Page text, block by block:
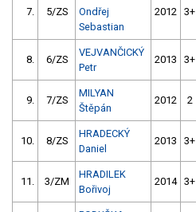
7. 5/ZS
Ondřej
Sebastian
2012 3+
8. 6/ZS
VEJVANČICKÝ
Petr
2013 3+
9. 7/ZS
MILYAN
Štěpán
2012 2
10. 8/ZS
HRADECKÝ
Daniel
2013 3+
11. 3/ZM
HRADILEK
Bořivoj
2014 3+